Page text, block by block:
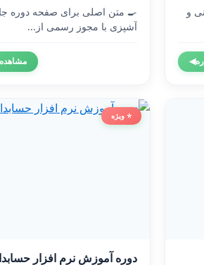
و
◀
🍳 متن اصلی برای صفحه دوره
آشپزی با مجوز رسمی از...
⭐ ویژه
دوره آموزش نرم افزار